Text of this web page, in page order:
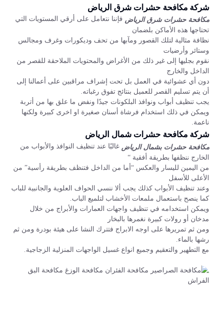
شركة مكافحة حشرات شرق الرياض
مكافحة حشرات شرق الرياض فإننا نتعامل على أرقي المستويات التي
تحتاجها هذه الأماكن بلضمان
نظافة مثالية لتلك القصور ومآبها من تحف وديكورات وغرف ومجالس
وستائر وأرضيات
نقوم بجليها إلى غير ذلك من الأغراض والمحتويات الملاحقة للقصر من
الداخل والخارج
دون أي عشوائية في العمل بل تحت إشراف مراقبين على أعمالنا إلى
أن يتم تسليم القصر للعميل بنتائج تفوق رغباته.
يجب تنظيف أبواب ونوافذ البلكونات جيدًا ونفض ما علق بها من أتربة
ويمكن في ذلك استخدام فرشاة أسنان صغيرة او اخرى كبيرة ولكنها
ناعمة.
شركة مكافحة حشرات شمال الرياض
مكافحة حشرات بشمال الرياض غالبًا عند تنظيف النوافذ والأبواب من
الخارج ننظفها بطريقة أفقية “
من اليمين لليسار والعكس “أما من الداخل فتنظف بطريقة رأسية” من
الأعلى للأسفل
وعند تنظيف الأبواب كذلك يجب ألا ننسي الحواف العلوية والجانبية للباب
كما ينصح باستعمال ملمعات الأخشاب لتلميع الباب.
ويمكن استخدامه في تنظيف واجهات العمارات والأبراج من خلال
مدخان أو رولات كبيرة نغمرها بالبخار
ومن ثم تمريرها على اوجه الابراج فتترك النشا على هيئة بودرة ومن ثم
رشها بالماء.
مع التطهير والتعقيم وجميع انواع غسيل الواجهات المنزلية الزجاجية.